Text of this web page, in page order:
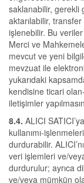
saklanabilir, gerekli
aktarılabilir,
işlenebilir. Bu
Merci ve
mevcut ve yeni
mevzuat ile
yukarıdaki
kendisine ticari
iletişimler
8.4. ALICI
kullanımı-
durdurabilir.
veri işlemleri ve/
durdurulur; ayrıca
ve/veya mümkün